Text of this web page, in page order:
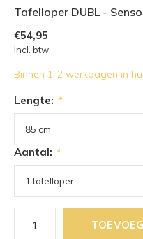
Tafelloper DUBL -
€54,95
Incl. btw
Binnen 1-2 werkdagen in
Lengte: *
Aantal: *